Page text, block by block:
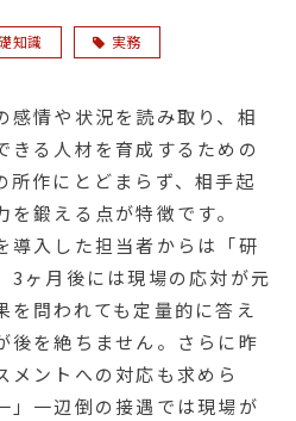
知識 実務
感情や状況を読み取り、相
きる人材を育成するための
所作にとどまらず、相手起
鍛える点が特徴です。
導入した担当者からは「研
3ヶ月後には現場の応対が元
を問われても定量的に答え
後を絶ちません。さらに昨
メントへの対応も求めら
」一辺倒の接遇では現場が